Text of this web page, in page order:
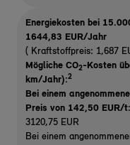
Energiekosten bei
1644,83 EUR/Jahr
( Kraftstoffpreis: 1,687
Mögliche CO2-Kosten
km/Jahr):2
Bei einem
Preis von 142,50 EUR/t:
3120,75 EUR
Bei einem